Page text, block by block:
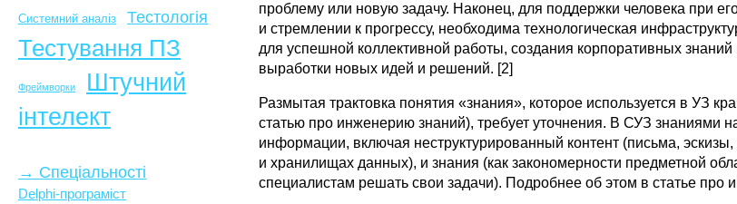
Системний аналіз Тестологія
Тестування ПЗ
Фреймворки
Штучний
інтелект
→ Спеціальності
Delphi-програміст
проблему или новую задачу. Наконец, для поддержки человека при
и стремлении к прогрессу, необходима технологическая
для успешной коллективной работы, создания корпоративных знаний
выработки новых идей и решений. [2]
Размытая трактовка понятия «знания», которое используется в УЗ
статью про инженерию знаний), требует уточнения. В СУЗ знаниями
информации, включая неструктурированный контент (письма,
и хранилищах данных), и знания (как закономерности предметной
специалистам решать свои задачи). Подробнее об этом в статье про